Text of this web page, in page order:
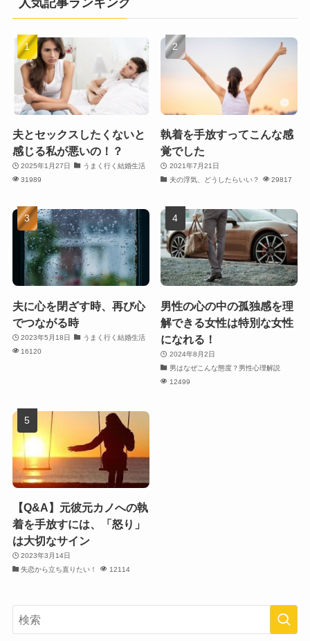
人気記事ランキング
夫とセックスしたくないと
感じる私が悪いの！？
2025年1月27日
うまく行く結婚生活
31989
執着を手放すってこんな感
覚でした
2021年7月21日
夫の浮気、どうしたらいい？
29817
夫に心を閉ざす時、再び心
でつながる時
2023年5月18日
うまく行く結婚生活
16120
男性の心の中の孤独感を理
解できる女性は特別な女性
になれる！
2024年8月2日
男はなぜこんな態度？男性心理解説
12499
【Q&A】元彼元カノへの執
着を手放すには、「怒り」
は大切なサイン
2023年3月14日
失恋から立ち直りたい！
12114